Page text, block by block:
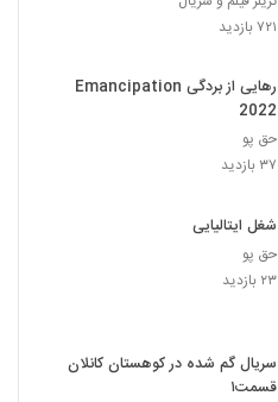
۷۲۱ بازدید
رهایی از بردگی Emancipation
2022
حق پو
۳۷ بازدید
شغل ایتالیایی
حق پو
۲۳ بازدید
سریال گم شده در کوهستان کانلان
قسمت۱